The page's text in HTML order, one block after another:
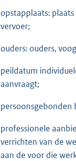
opstapplaats:
vervoer;
ouders: ouders,
peildatum
aanvraagt;
persoonsgebonden
professionele
verrichten van de
aan de voor die